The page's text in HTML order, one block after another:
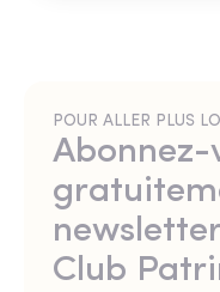
POUR ALLER PLUS
Abonnez-
newsletter
Club